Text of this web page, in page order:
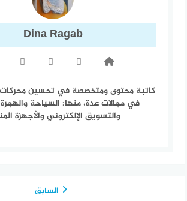
Dina Ragab
كاتبة محتوى ومتخصصة في تحسين
في مجالات عدة، منها: السياحة
والتسويق الإلكتروني والأجهزة
السابق